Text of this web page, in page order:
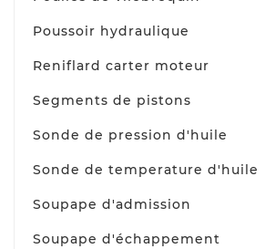
Poussoir hydraulique
Reniflard carter moteur
Segments de pistons
Sonde de pression d'huile
Sonde de temperature d'huile
Soupape d'admission
Soupape d'échappement